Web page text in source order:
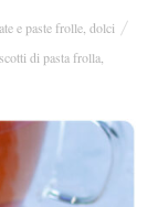
e paste frolle dolci
di pasta frolla